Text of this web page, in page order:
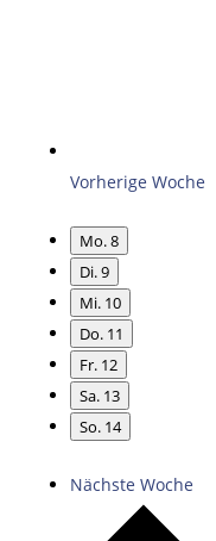
Vorherige Woche
Mo.8
Di.9
Mi. 10
Do. 11
Fr. 12
Sa. 13
So. 14
Nächste Woche